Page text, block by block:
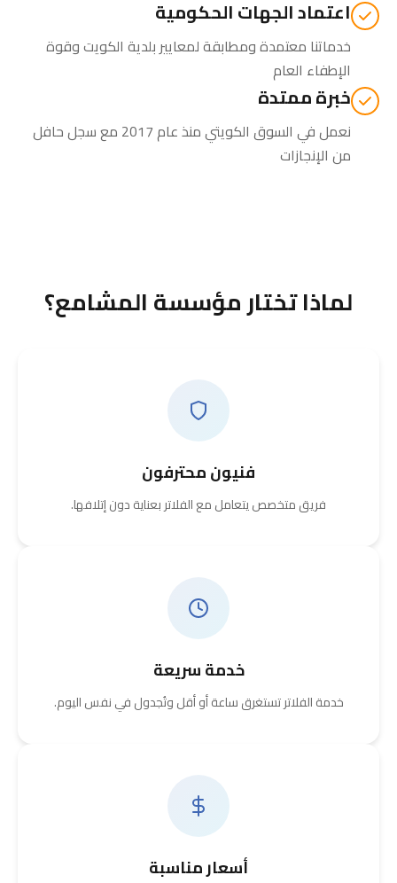
اعتماد الجهات الحكومية
خدماتنا معتمدة ومطابقة لمعايير بلدية الكويت وقوة
الإطفاء العام
خبرة ممتدة
نعمل في السوق الكويتي منذ عام 2017 مع سجل حافل
من الإنجازات
لماذا تختار مؤسسة المشامع؟
فنيون محترفون
فريق متخصص يتعامل مع الفلاتر بعناية دون إتلافها.
خدمة سريعة
خدمة الفلاتر تستغرق ساعة أو أقل وتُجدول في نفس اليوم.
أسعار مناسبة